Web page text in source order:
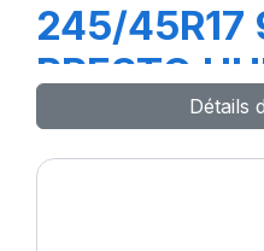
245/45R17
PRESTO
Détails